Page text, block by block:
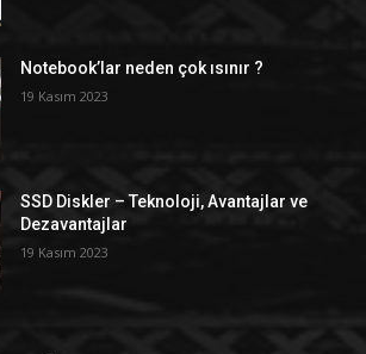
Notebook’lar neden çok ısınır ?
19 Kasım 2023
SSD Diskler – Teknoloji, Avantajlar ve
Dezavantajlar
19 Kasım 2023